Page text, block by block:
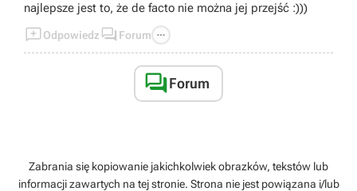
najlepsze jest to, że de facto nie można jej przejść :)))
Odpowiedz  Forum 
Forum
Zabrania się kopiowanie jakichkolwiek obrazków, tekstów lub
informacji zawartych na tej stronie. Strona nie jest powiązana i/lub